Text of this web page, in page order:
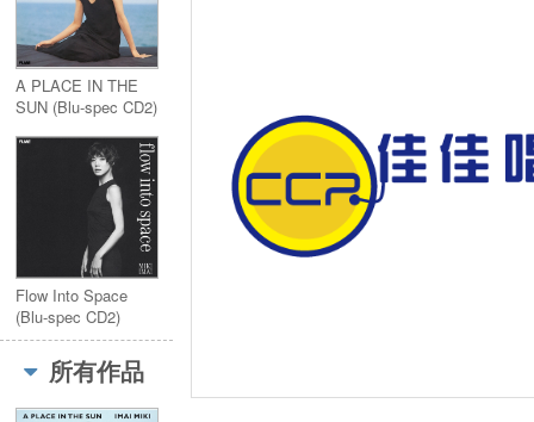
A PLACE IN THE
SUN (Blu-spec CD2)
Flow Into Space
(Blu-spec CD2)
所有作品